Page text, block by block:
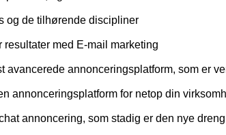
og de tilhørende discipliner
med E-mail marketing
avancerede annonceringsplatform, som er
annonceringsplatform for netop din
annoncering, som stadig er den nye